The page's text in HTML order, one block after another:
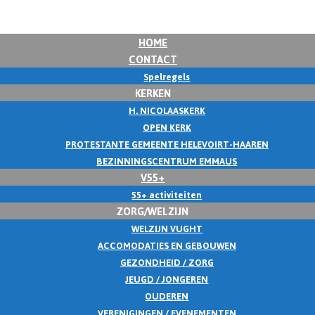
HOME
CONTACT
Spelregels
KERKEN
H. NICOLAASKERK
OPEN KERK
PROTESTANTE GEMEENTE HELEVOIRT-HAAREN
BEZINNINGSCENTRUM EMMAUS
V55+
55+ activiteiten
ZORG/WELZIJN
WELZIJN VUGHT
ACCOMODATIES EN GEBOUWEN
GEZONDHEID / ZORG
JEUGD / JONGEREN
OUDEREN